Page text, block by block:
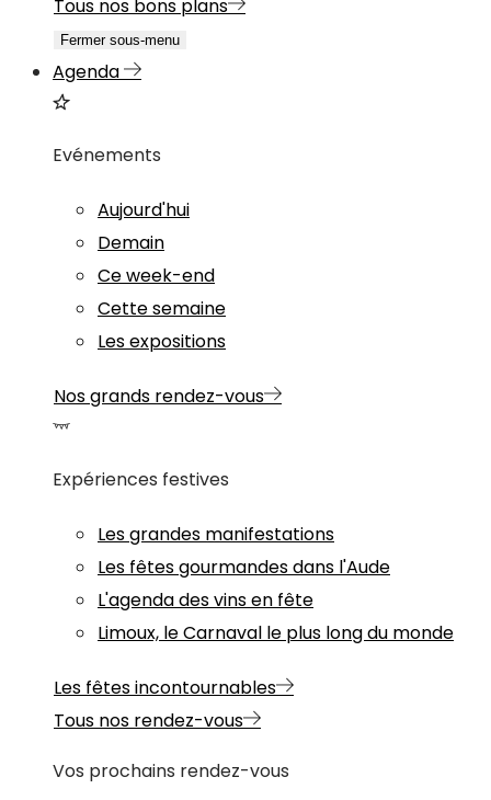
Tous nos bons plans
Fermer sous-menu
Agenda
Evénements
Aujourd'hui
Demain
Ce week-end
Cette semaine
Les expositions
Nos grands rendez-vous
Expériences festives
Les grandes manifestations
Les fêtes gourmandes dans l'Aude
L'agenda des vins en fête
Limoux, le Carnaval le plus long du monde
Les fêtes incontournables
Tous nos rendez-vous
Vos prochains rendez-vous